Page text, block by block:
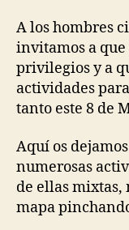
A los hombres
invitamos a
privilegios y a
actividades
tanto este 8 de
Aquí os
numerosas
de ellas
mapa